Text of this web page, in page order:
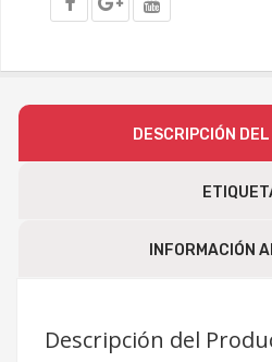
DESCRIPCIÓN
INFORMACIÓN
Descripción del